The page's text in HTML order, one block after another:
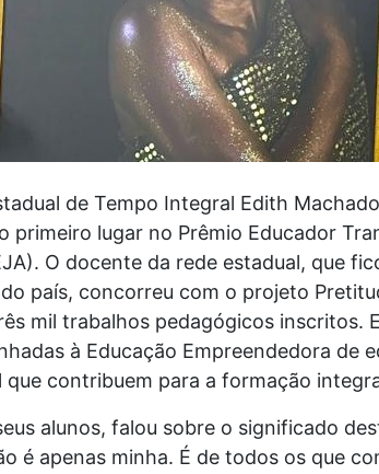
de Tempo Integral Edith
primeiro lugar no Prêmio Educador
O docente da rede estadual, que
país, concorreu com o projeto
mil trabalhos pedagógicos inscritos.
à Educação Empreendedora de
contribuem para a formação
alunos, falou sobre o significado
é apenas minha. É de todos os que